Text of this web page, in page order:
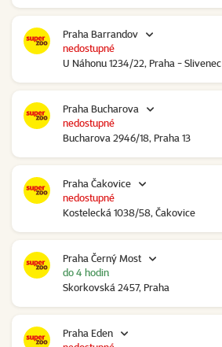
Praha Barrandov
U Náhonu 1234/22, Praha - Slivenec
nedostupné
Praha Bucharova
Bucharova 2946/18, Praha 13
nedostupné
Praha Čakovice
Kostelecká 1038/58, Čakovice
nedostupné
Praha Černý Most
Skorkovská 2457, Praha
do 4 hodin
Praha Eden